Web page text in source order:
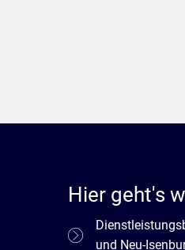
Hier geht's
und Neu-